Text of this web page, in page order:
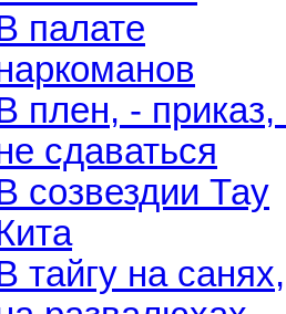
палате
плен, - приказ,
сдаваться
созвездии Тау
тайгу на санях,